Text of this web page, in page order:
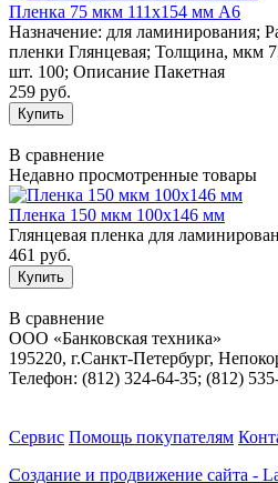
Пленка 75 мкм 111х154 мм А6
Назначение: для ламинирования;
пленки Глянцевая; Толщина, мкм
шт. 100; Описание Пакетная
259 руб.
В сравнение
Недавно просмотренные товары
Пленка 150 мкм 100х146 мм
Глянцевая пленка для
461 руб.
В сравнение
ООО «Банковская техника»
195220, г.Санкт-Петербург,
Телефон: (812) 324-64-35; (812)
Сервис Помощь покупателям
Создание и продвижение сайта -